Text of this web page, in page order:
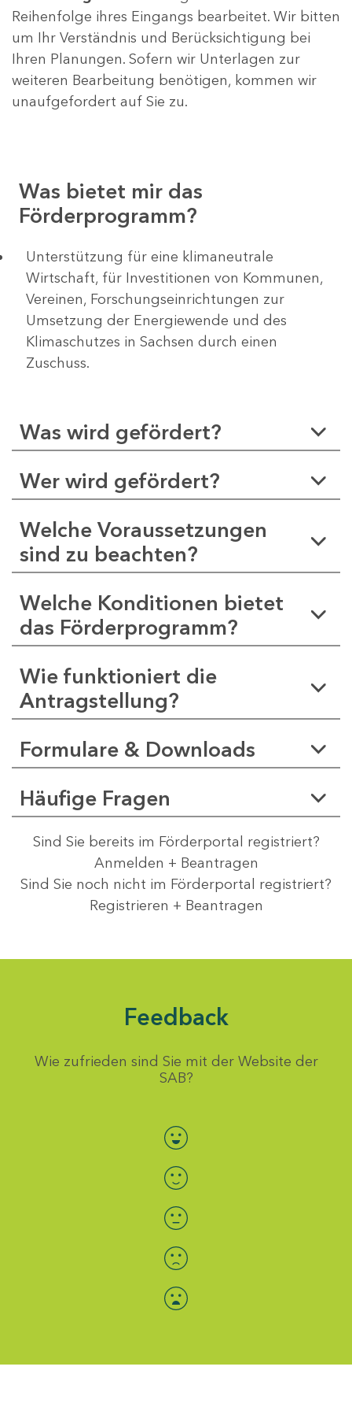
Reihenfolge ihres Eingangs bearbeitet. Wir bitten
um Ihr Verständnis und Berücksichtigung bei
Ihren Planungen. Sofern wir Unterlagen zur
weiteren Bearbeitung benötigen, kommen wir
unaufgefordert auf Sie zu.
Was bietet mir das
Förderprogramm?
Unterstützung für eine klimaneutrale
Wirtschaft, für Investitionen von Kommunen,
Vereinen, Forschungseinrichtungen zur
Umsetzung der Energiewende und des
Klimaschutzes in Sachsen durch einen
Zuschuss.
Was wird gefördert?
Wer wird gefördert?
Welche Voraussetzungen
sind zu beachten?
Welche Konditionen bietet
das Förderprogramm?
Wie funktioniert die
Antragstellung?
Formulare & Downloads
Häufige Fragen
Sind Sie bereits im Förderportal registriert?
Anmelden + Beantragen
Sind Sie noch nicht im Förderportal registriert?
Registrieren + Beantragen
Feedback
Wie zufrieden sind Sie mit der Website der
SAB?
Bewertung auswählen